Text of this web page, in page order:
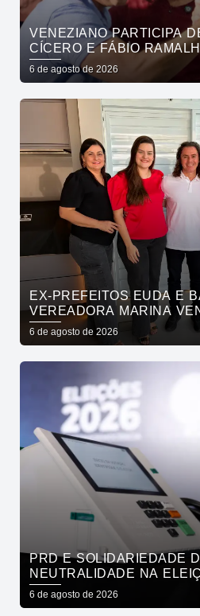
VENEZIANO PARTICIPA
CÍCERO E FÁBIO
ESTAMOS COMPRANDO
MAS MOSTRANDO
6 de agosto de 2026
EX-PREFEITOS EUDA E
VEREADORA MARINA
REAFIRMAM APOIO A
ANDRÉ GADELHA
6 de agosto de 2026
PRD E SOLIDARIEDADE
NEUTRALIDADE NA
6 de agosto de 2026